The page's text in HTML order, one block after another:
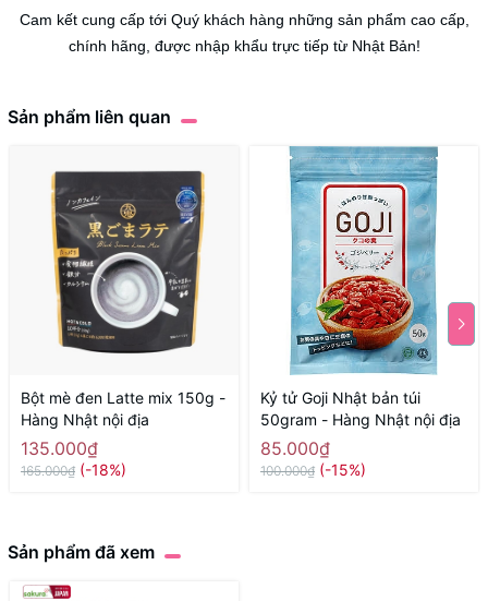
Cam kết cung cấp tới Quý khách hàng những sản phẩm cao cấp,
chính hãng, được nhập khẩu trực tiếp từ Nhật Bản!
Sản phẩm liên quan
Bột mè đen Latte mix 150g -
Hàng Nhật nội địa
135.000₫
165.000₫ (-18%)
Kỷ tử Goji Nhật bản túi
50gram - Hàng Nhật nội địa
85.000₫
100.000₫ (-15%)
Sản phẩm đã xem